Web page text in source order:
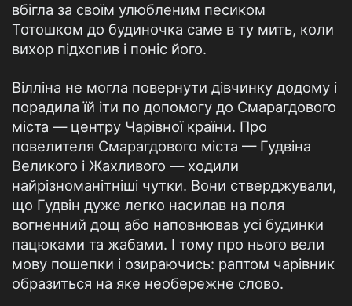
вбігла за своїм улюбленим песиком
Тотошком до будиночка саме в ту мить, коли
вихор підхопив і поніс його.
Вілліна не могла повернути дівчинку додому і
порадила їй іти по допомогу до Смарагдового
міста — центру Чарівної країни. Про
повелителя Смарагдового міста — Гудвіна
Великого і Жахливого — ходили
найрізноманітніші чутки. Вони стверджували,
що Гудвін дуже легко насилав на поля
вогненний дощ або наповнював усі будинки
пацюками та жабами. І тому про нього вели
мову пошепки і озираючись: раптом чарівник
образиться на яке необережне слово.